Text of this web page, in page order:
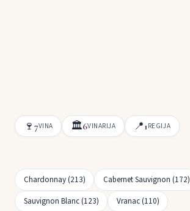
🍷 7VINA 🏛6VINARIJA 📍1REGIJA
Chardonnay (213) Cabernet Sauvignon (172)
Sauvignon Blanc (123)
Vranac (110)